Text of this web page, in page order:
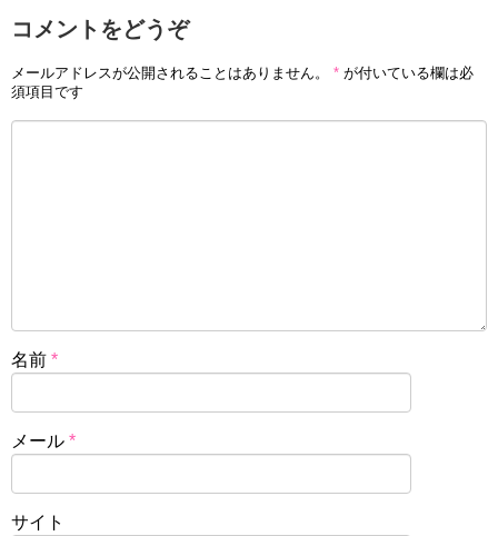
コメントをどうぞ
メールアドレスが公開されることはありません。 * が付いている欄は必
須項目です
名前 *
メール *
サイト